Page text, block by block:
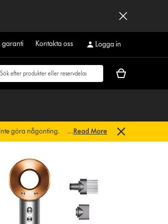
garanti Kontakta oss Logga in
Kundvagnen
göra någonting.
...Read More